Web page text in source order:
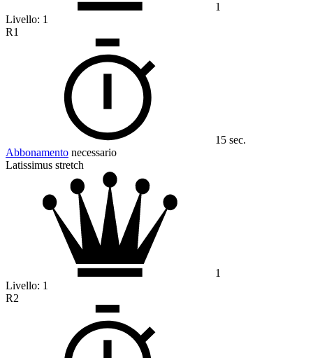
1
Livello: 1
R1
15 sec.
Abbonamento necessario
Latissimus stretch
1
Livello: 1
R2